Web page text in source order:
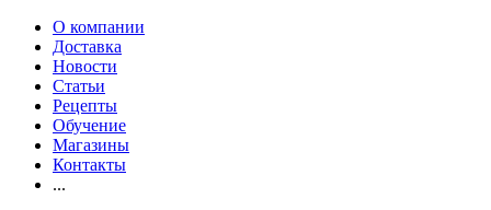
О компании
Доставка
Новости
Статьи
Рецепты
Обучение
Магазины
Контакты
...